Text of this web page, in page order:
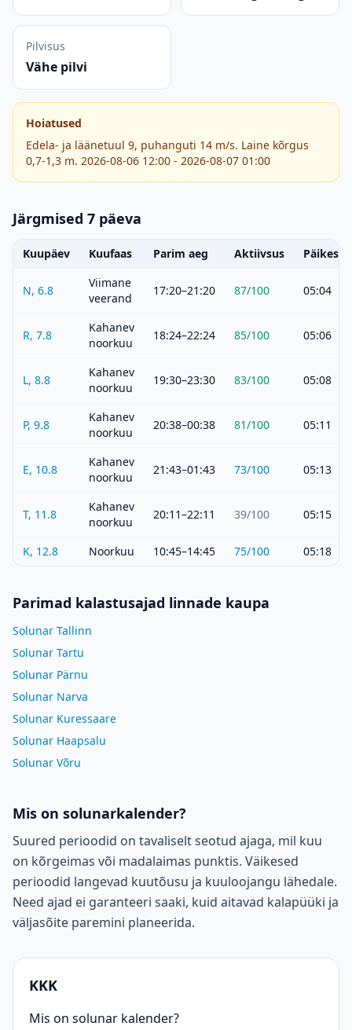
Pilvisus
Vähe pilvi
Hoiatused
Edela- ja läänetuul 9, puhanguti 14 m/s. Laine kõrgus
0,7-1,3 m. 2026-08-06 12:00 - 2026-08-07 01:00
Järgmised 7 päeva
Kuupäev Kuufaas Parim aeg Aktiivsus
N, 6.8
Viimane
veerand
17:20–21:20 87/100 05:04
R, 7.8
Kahanev
noorkuu
18:24–22:24 85/100 05:06
L, 8.8
Kahanev
noorkuu
19:30–23:30 83/100 05:08
P, 9.8
Kahanev
noorkuu
20:38–00:38 81/100 05:11
E, 10.8
Kahanev
noorkuu
21:43–01:43 73/100 05:13
T, 11.8
Kahanev
noorkuu
20:11–22:11 39/100 05:15
K, 12.8 Noorkuu 10:45–14:45 75/100 05:18
Parimad kalastusajad linnade kaupa
Solunar Tallinn
Solunar Tartu
Solunar Pärnu
Solunar Narva
Solunar Kuressaare
Solunar Haapsalu
Solunar Võru
Mis on solunarkalender?
Suured perioodid on tavaliselt seotud ajaga, mil kuu
on kõrgeimas või madalaimas punktis. Väikesed
perioodid langevad kuutõusu ja kuuloojangu lähedale.
Need ajad ei garanteeri saaki, kuid aitavad kalapüüki ja
väljasõite paremini planeerida.
KKK
Mis on solunar kalender?